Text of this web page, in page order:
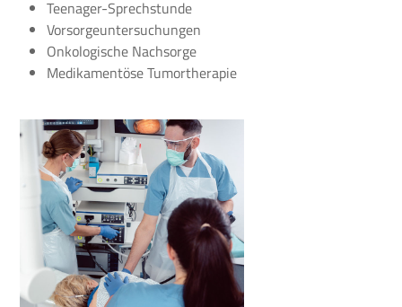
Teenager-Sprechstunde
Vorsorgeuntersuchungen
Onkologische Nachsorge
Medikamentöse Tumortherapie